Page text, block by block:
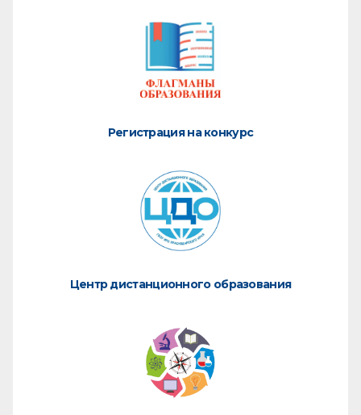
Регистрация на конкурс
Центр дистанционного образования